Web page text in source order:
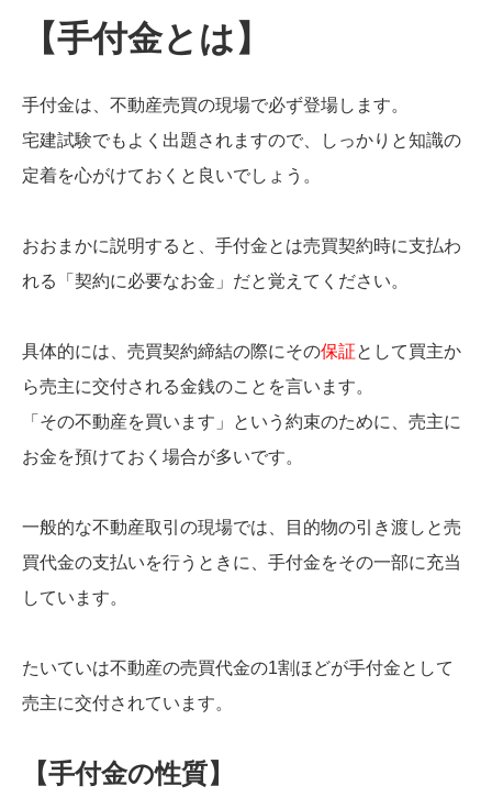
【手付金とは】
手付金は、不動産売買の現場で必ず登場します。
宅建試験でもよく出題されますので、しっかりと知識の
定着を心がけておくと良いでしょう。
おおまかに説明すると、手付金とは売買契約時に支払わ
れる「契約に必要なお金」だと覚えてください。
具体的には、売買契約締結の際にその保証として買主か
ら売主に交付される金銭のことを言います。
「その不動産を買います」という約束のために、売主に
お金を預けておく場合が多いです。
一般的な不動産取引の現場では、目的物の引き渡しと売
買代金の支払いを行うときに、手付金をその一部に充当
しています。
たいていは不動産の売買代金の1割ほどが手付金として
売主に交付されています。
【手付金の性質】